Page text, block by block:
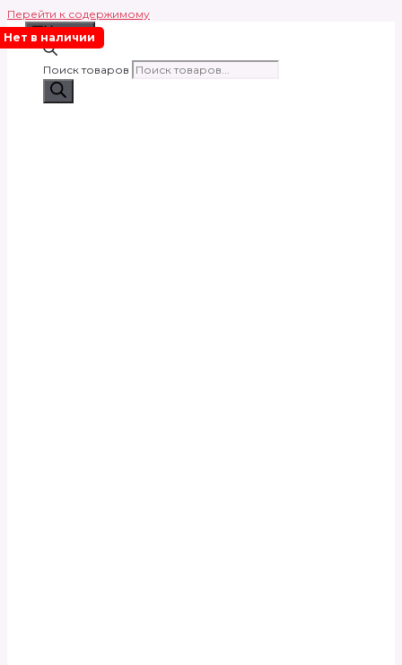
Перейти к содержимому
Меню
Поиск товаров
Нет в наличии